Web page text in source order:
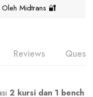
Midtrans 🔐
Reviews
2 kursi dan 1 bench